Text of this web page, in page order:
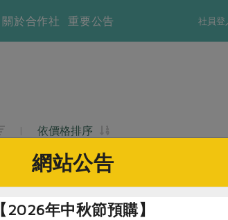
社員登
關於合作社 重要公告
| 依價格排序
網站公告
【2026年中秋節預購】